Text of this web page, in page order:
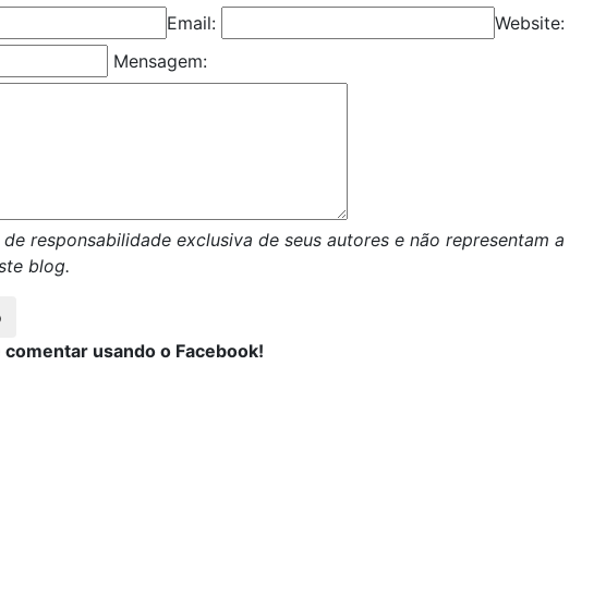
Email:
Website:
Mensagem:
responsabilidade exclusiva de seus autores e não representam a
blog.
usando o Facebook!